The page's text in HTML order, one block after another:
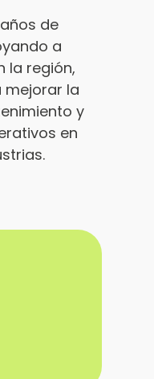
de
a
la región,
mejorar la
y
en